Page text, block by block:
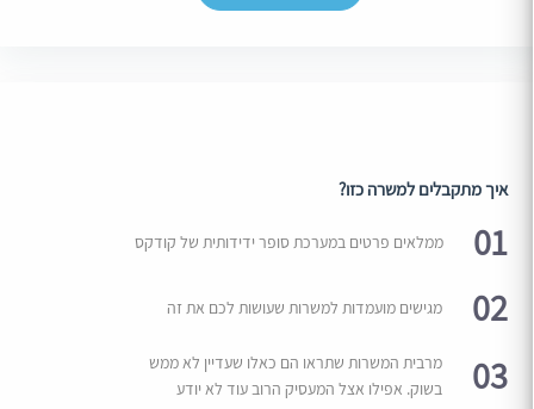
איך מתקבלים למשרה כזו?
01 ממלאים פרטים במערכת סופר ידידותית של קודקס
02 מגישים מועמדות למשרות שעושות לכם את זה
03
מרבית המשרות שתראו הם כאלו שעדיין לא ממש
בשוק. אפילו אצל המעסיק הרוב עוד לא יודע